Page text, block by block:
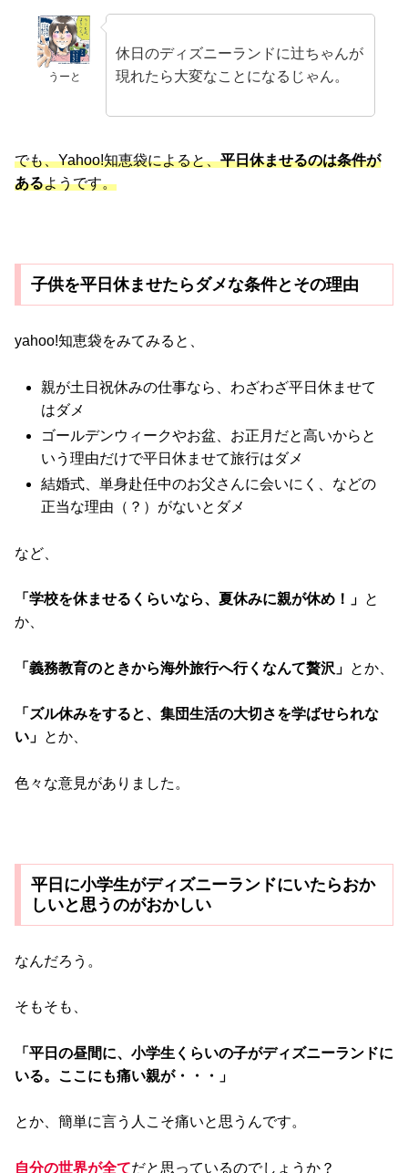
うーと
休日のディズニーランドに辻ちゃんが
現れたら大変なことになるじゃん。
でも、Yahoo!知恵袋によると、平日休ませるのは条件が
あるようです。
子供を平日休ませたらダメな条件とその理由
yahoo!知恵袋をみてみると、
親が土日祝休みの仕事なら、わざわざ平日休ませて
はダメ
ゴールデンウィークやお盆、お正月だと高いからと
いう理由だけで平日休ませて旅行はダメ
結婚式、単身赴任中のお父さんに会いにく、などの
正当な理由（？）がないとダメ
など、
「学校を休ませるくらいなら、夏休みに親が休め！」 と
か、
「義務教育のときから海外旅行へ行くなんて贅沢」 とか、
「ズル休みをすると、集団生活の大切さを学ばせられな
い」 とか、
色々な意見がありました。
平日に小学生がディズニーランドにいたらおか
しいと思うのがおかしい
なんだろう。
そもそも、
「平日の昼間に、小学生くらいの子がディズニーランドに
いる。ここにも痛い親が・・・」
とか、簡単に言う人こそ痛いと思うんです。
自分の世界が全てだと思っているのでしょうか？